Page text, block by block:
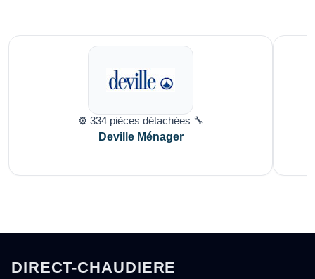
⚙️ 334 pièces détachées 🔧
Deville Ménager
DIRECT-CHAUDIERE